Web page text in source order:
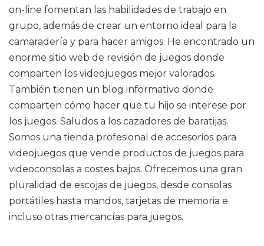
on-line fomentan las habilidades de trabajo en
grupo, además de crear un entorno ideal para la
camaradería y para hacer amigos. He encontrado un
enorme sitio web de revisión de juegos donde
comparten los videojuegos mejor valorados.
También tienen un blog informativo donde
comparten cómo hacer que tu hijo se interese por
los juegos. Saludos a los cazadores de baratijas.
Somos una tienda profesional de accesorios para
videojuegos que vende productos de juegos para
videoconsolas a costes bajos. Ofrecemos una gran
pluralidad de escojas de juegos, desde consolas
portátiles hasta mandos, tarjetas de memoria e
incluso otras mercancías para juegos.